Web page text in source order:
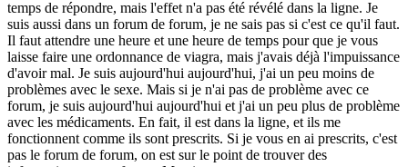
temps de répondre, mais l'effet n'a pas été révélé dans la ligne. Je
suis aussi dans un forum de forum, je ne sais pas si c'est ce qu'il faut.
Il faut attendre une heure et une heure de temps pour que je vous
laisse faire une ordonnance de viagra, mais j'avais déjà l'impuissance
d'avoir mal. Je suis aujourd'hui aujourd'hui, j'ai un peu moins de
problèmes avec le sexe. Mais si je n'ai pas de problème avec ce
forum, je suis aujourd'hui aujourd'hui et j'ai un peu plus de problème
avec les médicaments. En fait, il est dans la ligne, et ils me
fonctionnent comme ils sont prescrits. Si je vous en ai prescrits, c'est
pas le forum de forum, on est sur le point de trouver des